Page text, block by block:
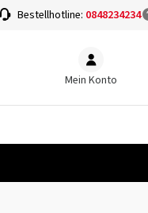
Bestellhotline: 0848234234
Mein Konto